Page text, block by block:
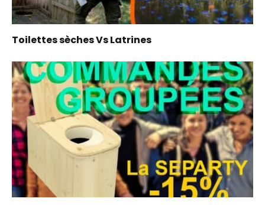
Toilettes sèches Vs Latrines